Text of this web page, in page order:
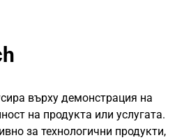
върху демонстрация на
на продукта или услугата.
за технологични продукти,